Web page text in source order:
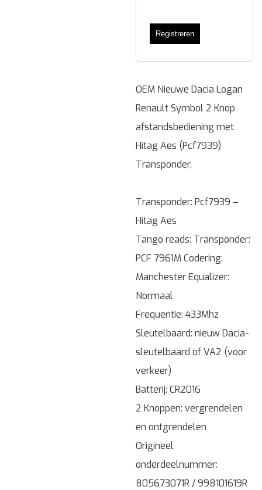
Registreren
OEM Nieuwe Dacia Logan
Renault Symbol 2 Knop
afstandsbediening met
Hitag Aes (Pcf7939)
Transponder,
Transponder: Pcf7939 –
Hitag Aes
Tango reads: Transponder:
PCF 7961M Codering:
Manchester Equalizer:
Normaal
Frequentie: 433Mhz
Sleutelbaard: nieuw Dacia-
sleutelbaard of VA2 (voor
verkeer)
Batterij: CR2016
2 Knoppen: vergrendelen
en ontgrendelen
Origineel
onderdeelnummer:
805673071R / 998101619R